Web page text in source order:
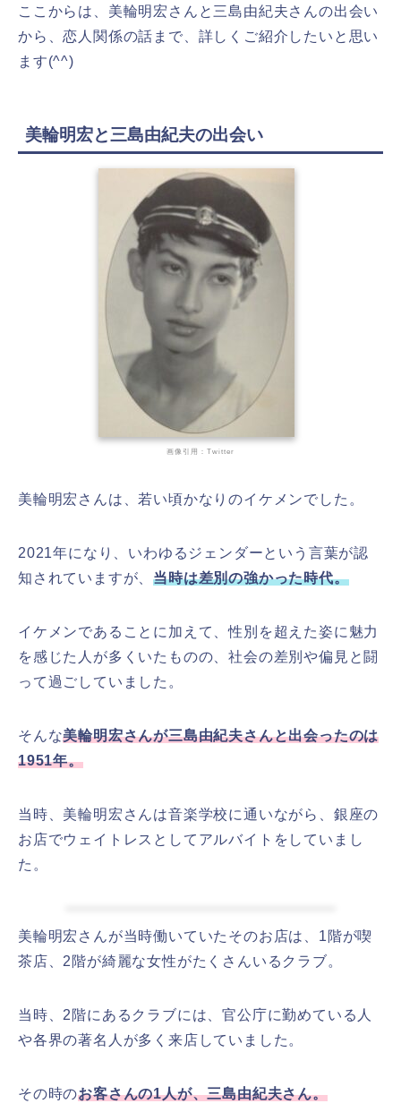
ここからは、美輪明宏さんと三島由紀夫さんの出会い
から、恋人関係の話まで、詳しくご紹介したいと思い
ます(^^)
美輪明宏と三島由紀夫の出会い
画像引用：Twitter
美輪明宏さんは、若い頃かなりのイケメンでした。
2021年になり、いわゆるジェンダーという言葉が認
知されていますが、当時は差別の強かった時代。
イケメンであることに加えて、性別を超えた姿に魅力
を感じた人が多くいたものの、社会の差別や偏見と闘
って過ごしていました。
そんな美輪明宏さんが三島由紀夫さんと出会ったのは
1951年。
当時、美輪明宏さんは音楽学校に通いながら、銀座の
お店でウェイトレスとしてアルバイトをしていまし
た。
美輪明宏さんが当時働いていたそのお店は、1階が喫
茶店、2階が綺麗な女性がたくさんいるクラブ。
当時、2階にあるクラブには、官公庁に勤めている人
や各界の著名人が多く来店していました。
その時のお客さんの1人が、三島由紀夫さん。